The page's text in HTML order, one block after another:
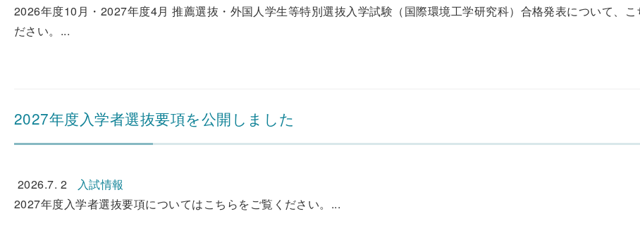
2026年度10月・2027年度4月 推薦選抜・外国人学生等特別選抜入学試験（国際環境工学研究科）合格発表について、こ
ださい。...
2027年度入学者選抜要項を公開しました
2026.7. 2
入試情報
2027年度入学者選抜要項についてはこちらをご覧ください。...